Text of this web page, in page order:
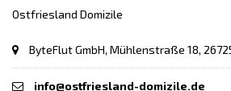
Ostfriesland Domizile
ByteFlut GmbH, Mühlenstraße 18,
info@ostfriesland-domizile.de